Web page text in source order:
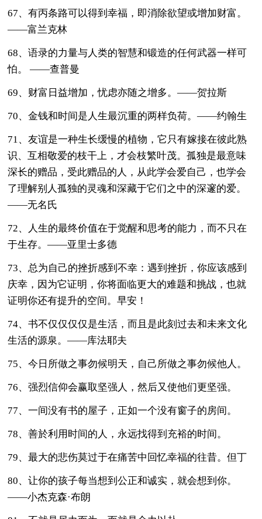
67、有丙条路可以得到幸福，即消除欲望或增加财富。
——富兰克林
68、语录的力量与人类的智慧和锻造的任何武器一样可
怕。 ——查普曼
69、财富日益增加，忧虑亦随之增多。——贺拉斯
70、金钱和时间是人生最沉重的两样负荷。——约翰生
71、友谊是一种生长缓慢的植物，它只有嫁接在彼此熟
识、互相敬爱的枝干上，才会枝繁叶茂。孤独是最意味
深长的赠品，受此赠品的人，从此学会爱自己，也学会
了理解别人孤独的灵魂和深藏于它们之中的深邃的爱。
——无名氏
72、人生的最终价值在于觉醒和思考的能力，而不只在
于生存。——亚里士多德
73、总为自己的挫折感到不幸：遇到挫折，你应该感到
庆幸，因为它证明，你将面临更大的难题和挑战，也就
证明你还有提升的空间。早安！
74、书不仅仅仅仅是生活，而且是此刻过去和未来文化
生活的源泉。——库法耶夫
75、今日所做之事勿候明天，自己所做之事勿候他人。
76、强烈信仰会赢取坚强人，然后又使他们更坚强。
77、一间没有书的屋子，正如一个没有窗子的房间。
78、善於利用时间的人，永远找得到充裕的时间。
79、最大的悲伤莫过于在痛苦中回忆幸福的往昔。但丁
80、让你的孩子每当想到公正和诚实，就会想到你。
——小杰克森·布朗